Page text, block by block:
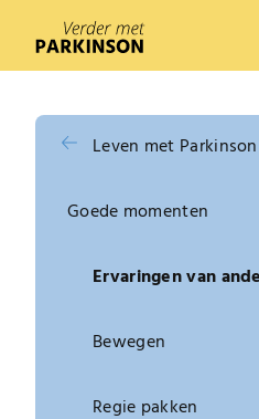
Leven met Parkinson
Goede momenten
Ervaringen van
Bewegen
Regie pakken